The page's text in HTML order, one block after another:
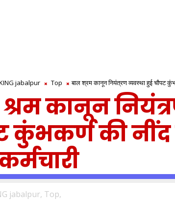
jabalpur Top बाल श्रम कानून नियंत्रण व्यवस्था हुई चौपट
कानून
कुंभकर्ण की नींद
jabalpur, Top,